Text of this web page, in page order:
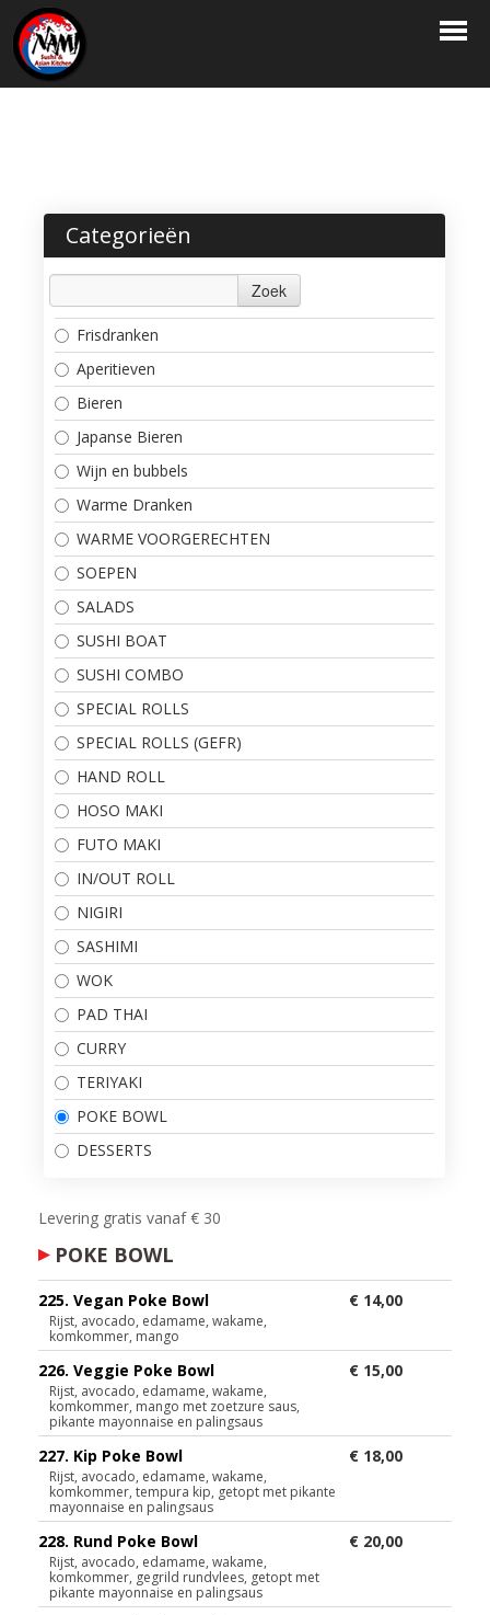
RESERVATIE
LOGIN
Categorieën
Zoek
Frisdranken
Aperitieven
Bieren
Japanse Bieren
Wijn en bubbels
Warme Dranken
WARME VOORGERECHTEN
SOEPEN
SALADS
SUSHI BOAT
SUSHI COMBO
SPECIAL ROLLS
SPECIAL ROLLS (GEFR)
HAND ROLL
HOSO MAKI
FUTO MAKI
IN/OUT ROLL
NIGIRI
SASHIMI
WOK
PAD THAI
CURRY
TERIYAKI
POKE BOWL
DESSERTS
Levering gratis vanaf € 30
POKE BOWL
225. Vegan Poke Bowl
Rijst, avocado, edamame, wakame,
komkommer, mango
€ 14,00
226. Veggie Poke Bowl
Rijst, avocado, edamame, wakame,
komkommer, mango met zoetzure saus,
pikante mayonnaise en palingsaus
€ 15,00
227. Kip Poke Bowl
Rijst, avocado, edamame, wakame,
komkommer, tempura kip, getopt met pikante
mayonnaise en palingsaus
€ 18,00
228. Rund Poke Bowl
Rijst, avocado, edamame, wakame,
komkommer, gegrild rundvlees, getopt met
pikante mayonnaise en palingsaus
€ 20,00